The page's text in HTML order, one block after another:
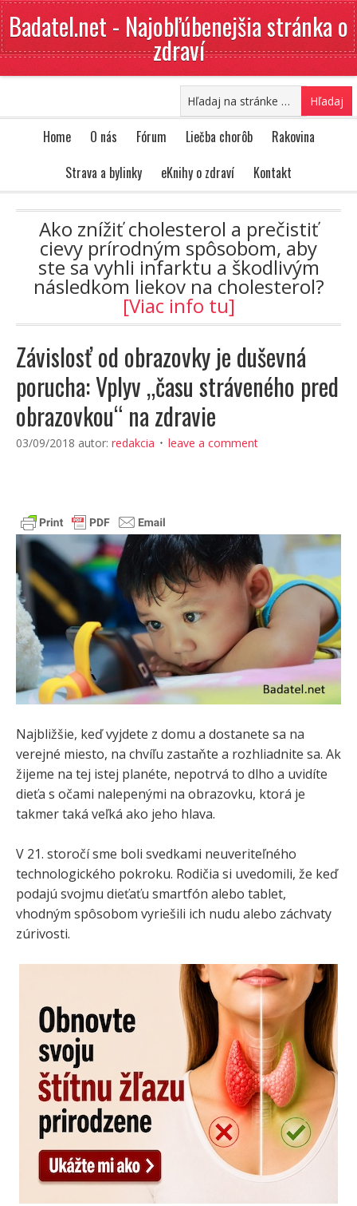
Badatel.net - Najobľúbenejšia stránka o
zdraví
Home O nás Fórum Liečba chorôb
Rakovina
Strava a bylinky
eKnihy o zdraví Kontakt
Ako znížiť cholesterol a prečistiť
cievy prírodným spôsobom, aby
ste sa vyhli infarktu a škodlivým
následkom liekov na cholesterol?
[Viac info tu]
Závislosť od obrazovky je duševná
porucha: Vplyv „času stráveného pred
obrazovkou“ na zdravie
03/09/2018 autor: redakcia leave a comment
Najbližšie, keď vyjdete z domu a dostanete sa na
verejné miesto, na chvíľu zastaňte a rozhliadnite sa. Ak
žijeme na tej istej planéte, nepotrvá to dlho a uvidíte
dieťa s očami nalepenými na obrazovku, ktorá je
takmer taká veľká ako jeho hlava.
V 21. storočí sme boli svedkami neuveriteľného
technologického pokroku. Rodičia si uvedomili, že keď
podajú svojmu dieťaťu smartfón alebo tablet,
vhodným spôsobom vyriešili ich nudu alebo záchvaty
zúrivosti.